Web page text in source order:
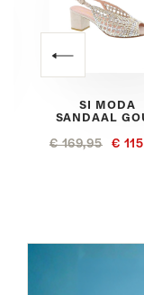
SI MODA
SANDAAL
€ 169,95 €